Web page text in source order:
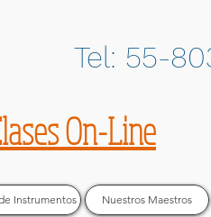
Tel: 55-
On-Line
Instrumentos Nuestros Maestros